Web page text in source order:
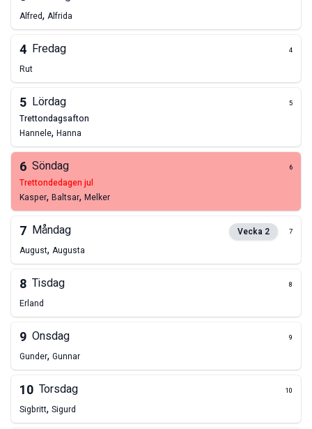
Alfred, Alfrida
4 Fredag 4
Rut
5 Lördag 5
trettondagsafton
Hannele, Hanna
6 Söndag 6
trettondedagen jul
Kasper, Baltsar, Melker
7 Måndag Vecka 2 7
August, Augusta
8 Tisdag 8
Erland
9 Onsdag 9
Gunder, Gunnar
10 Torsdag 10
Sigbritt, Sigurd